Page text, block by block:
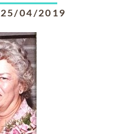
25/04/2019